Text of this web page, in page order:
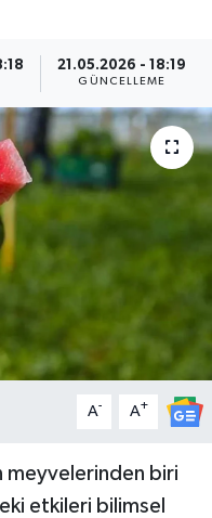
21.05.2026 - 18:19
GÜNCELLEME
A- A+
meyvelerinden biri
etkileri bilimsel